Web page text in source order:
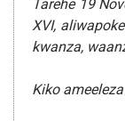
Tarehe 19
XVI,
kwanza,
Kiko